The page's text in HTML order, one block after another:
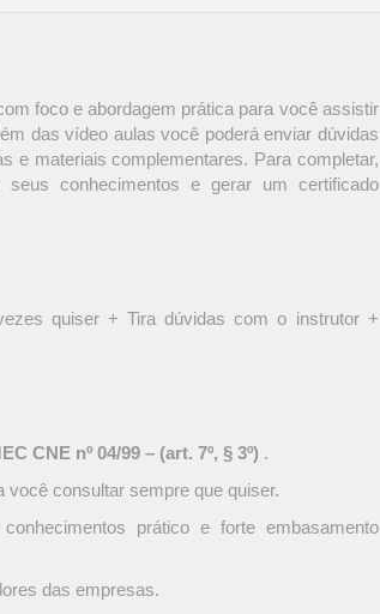
foco e abordagem prática para você assistir
das vídeo aulas você poderá enviar dúvidas
e materiais complementares. Para completar,
conhecimentos e gerar um certificado
quiser + Tira dúvidas com o instrutor +
CNE nº 04/99 – (art. 7º, § 3º) .
você consultar sempre que quiser.
prático e forte embasamento
das empresas.